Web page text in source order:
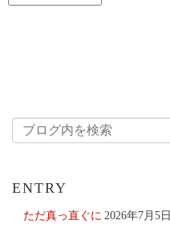
ENTRY
ただ真っ直ぐに 2026年7月5日